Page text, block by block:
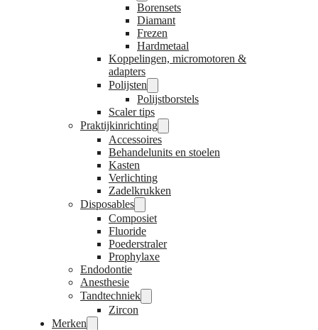
Borensets
Diamant
Frezen
Hardmetaal
Koppelingen, micromotoren &
adapters
Polijsten
Polijstborstels
Scaler tips
Praktijkinrichting
Accessoires
Behandelunits en stoelen
Kasten
Verlichting
Zadelkrukken
Disposables
Composiet
Fluoride
Poederstraler
Prophylaxe
Endodontie
Anesthesie
Tandtechniek
Zircon
Merken